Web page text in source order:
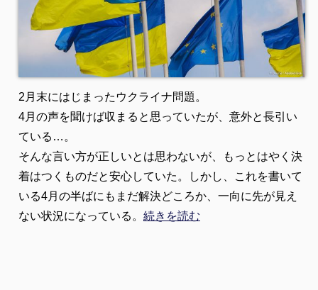
2月末にはじまったウクライナ問題。
4月の声を聞けば収まると思っていたが、意外と長引い
ている…。
そんな言い方が正しいとは思わないが、もっとはやく決
着はつくものだと安心していた。しかし、これを書いて
いる4月の半ばにもまだ解決どころか、一向に先が見え
ない状況になっている。 続きを読む